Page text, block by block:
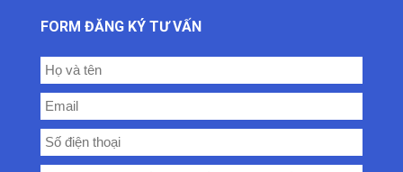
FORM ĐĂNG KÝ TƯ VẤN